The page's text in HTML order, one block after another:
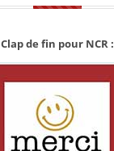
Clap de fin pour NCR :